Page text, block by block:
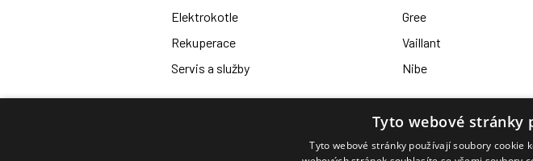
Elektrokotle
Rekuperace
Servis a služby
Gree
Vaillant
Nibe
Tyto webové stránky
Tyto webové stránky používají soubory cookie